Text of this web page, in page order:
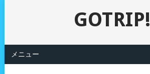
GOTRIP!
メニュー